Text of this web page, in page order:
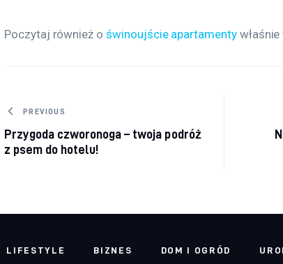
Poczytaj również o świnoujście apartamenty właśnie
Nawigacja wpisu
PREVIOUS
Przygoda czworonoga – twoja podróż
z psem do hotelu!
LIFESTYLE BIZNES DOM I OGRÓD